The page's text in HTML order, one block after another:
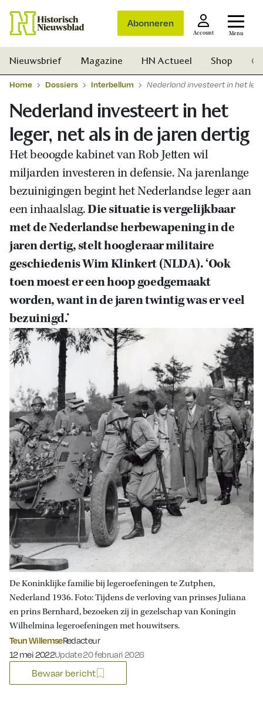
Abonneren
Account Menu
Zoek
Nieuwsbrief Magazine HN Actueel Shop
Home Dossiers Interbellum Nederland investeert in het
Nederland investeert in het
leger, net als in de jaren dertig
Het beoogde kabinet van Rob Jetten wil
miljarden investeren in defensie. Na jarenlange
bezuinigingen begint het Nederlandse leger aan
een inhaalslag.Die situatie is vergelijkbaar
met de Nederlandse herbewapening in de
jaren dertig, stelt hoogleraar militaire
geschiedenis Wim Klinkert (NLDA). ‘Ook
toen moest er een hoop goedgemaakt
worden, want in de jaren twintig was er veel
bezuinigd.’
De Koninklijke familie bij legeroefeningen te Zutphen,
Nederland 1936. Foto: Tijdens de verloving van prinses Juliana
en prins Bernhard, bezoeken zij in gezelschap van Koningin
Wilhelmina legeroefeningen met houwitsers.
Teun WillemseRedacteur
Gepubliceerd op:
12 mei 2022Update 20 februari 2026
Bewaar bericht